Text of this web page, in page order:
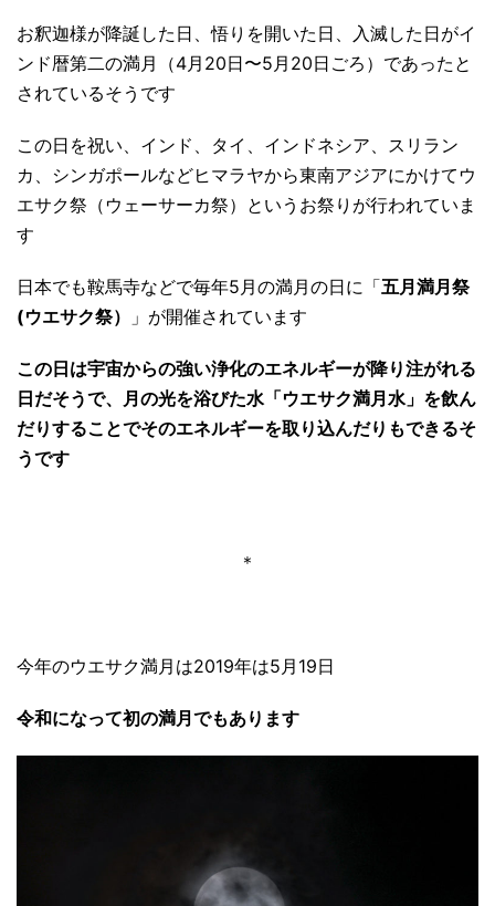
お釈迦様が降誕した日、悟りを開いた日、入滅した日がイ
ンド暦第二の満月（4月20日〜5月20日ごろ）であったと
されているそうです
この日を祝い、インド、タイ、インドネシア、スリラン
カ、シンガポールなどヒマラヤから東南アジアにかけてウ
エサク祭（ウェーサーカ祭）というお祭りが行われていま
す
日本でも鞍馬寺などで毎年5月の満月の日に「五月満月祭
(ウエサク祭）
」が開催されています
この日は宇宙からの強い浄化のエネルギーが降り注がれる
日だそうで、月の光を浴びた水「ウエサク満月水」を飲ん
だりすることでそのエネルギーを取り込んだりもできるそ
うです
＊
今年のウエサク満月は2019年は5月19日
令和になって初の満月でもあります